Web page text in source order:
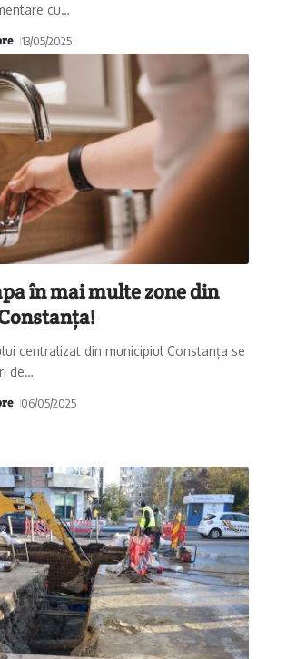
cu…
13/05/2025
în mai multe zone din
centralizat din municipiul Constanța se
de…
06/05/2025